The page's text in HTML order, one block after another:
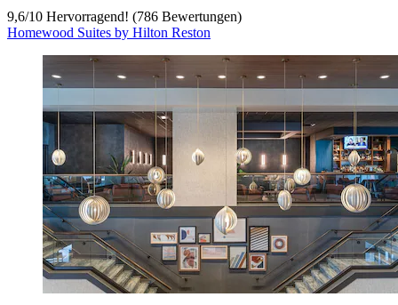
9,6/10 Hervorragend! (786 Bewertungen)
Homewood Suites by Hilton Reston